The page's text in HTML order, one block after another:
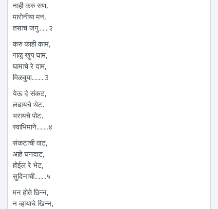
नाही करु सण,
मारोनीया मन,
तसाच जगु.......२
करु काही काम,
गाळु खुप घाम,
घामाचे रे दाम,
मिळवुया.........3
येऊ दे संकट,
लढायचे थेट,
भरायचे पोट,
स्वाभिमाने........४
संकटाची वाट,
आहे घनदाट,
होईल रे भेट,
सुदिनाची........५
मन होते छिन्न,
न व्हायाचे खिन्न,